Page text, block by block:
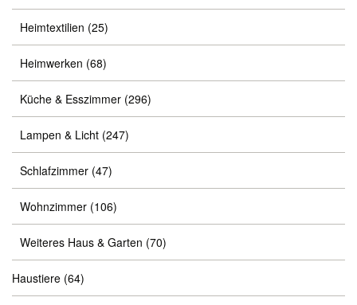
Heimtextilien (25)
Heimwerken (68)
Küche & Esszimmer (296)
Lampen & Licht (247)
Schlafzimmer (47)
Wohnzimmer (106)
Weiteres Haus & Garten (70)
Haustiere (64)